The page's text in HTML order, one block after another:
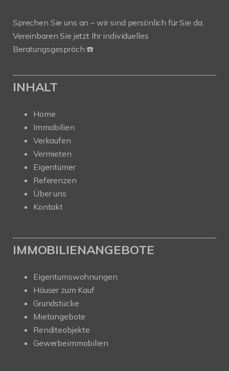
Sprechen Sie uns an – wir sind persönlich für Sie da.
Vereinbaren Sie jetzt Ihr individuelles
Beratungsgespräch ☎️
INHALT
Home
Immobilien
Verkaufen
Vermieten
Eigentümer
Referenzen
Über uns
Kontakt
IMMOBILIENANGEBOTE
Eigentumswohnungen
Häuser zum Kauf
Grundstücke
Mietangebote
Renditeobjekte
Gewerbeimmobilien